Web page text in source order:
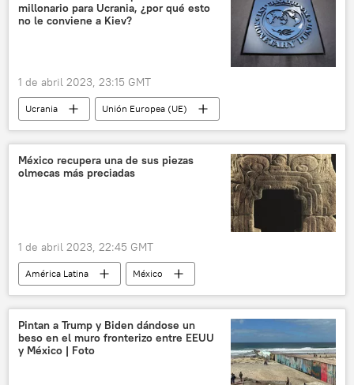
millonario para Ucrania, ¿por qué esto
no le conviene a Kiev?
1 de abril 2023, 23:15 GMT
Ucrania
Unión Europea (UE)
Fondo Monetario Internacional (FMI)
The Economist
Economía
📰 Consecuencias económicas de las sanciones occidentales contra Rusia
México recupera una de sus piezas
olmecas más preciadas
1 de abril 2023, 22:45 GMT
América Latina
México
🎭 Arte y cultura
Instituto Nacional de Antropología e Historia de México (INAH)
historia
EEUU
Pintan a Trump y Biden dándose un
beso en el muro fronterizo entre EEUU
y México | Foto